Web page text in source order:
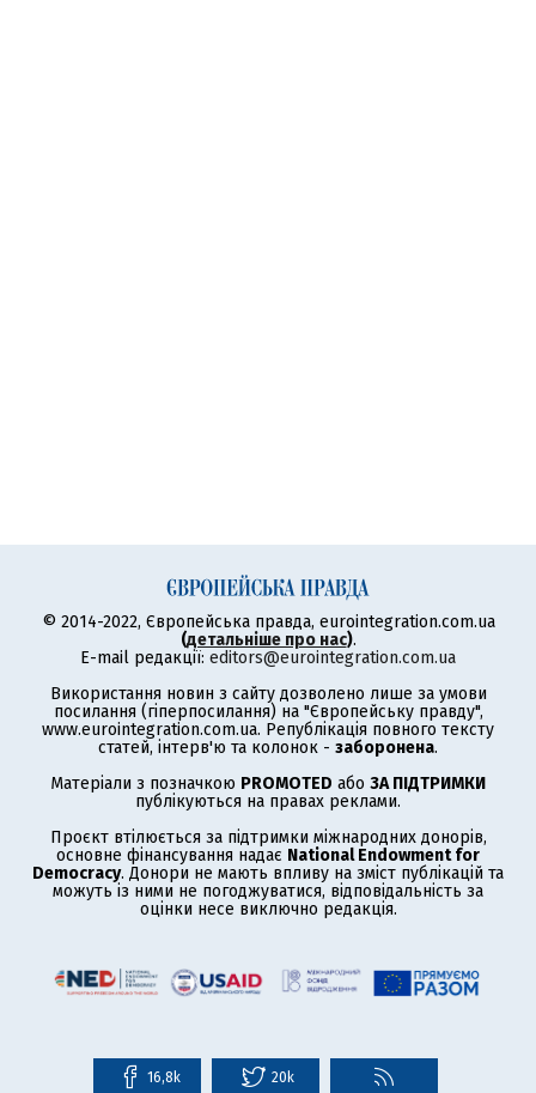
© 2014-2022, Європейська правда, eurointegration.com.ua
(детальніше про нас).
E-mail редакції: editors@eurointegration.com.ua
Використання новин з сайту дозволено лише за умови
посилання (гіперпосилання) на "Європейську правду",
www.eurointegration.com.ua. Републікація повного тексту
статей, інтерв'ю та колонок - заборонена.
Матеріали з позначкою PROMOTED або ЗА ПІДТРИМКИ
публікуються на правах реклами.
Проєкт втілюється за підтримки міжнародних донорів,
основне фінансування надає National Endowment for
Democracy. Донори не мають впливу на зміст публікацій та
можуть із ними не погоджуватися, відповідальність за
оцінки несе виключно редакція.
16,8k 20k